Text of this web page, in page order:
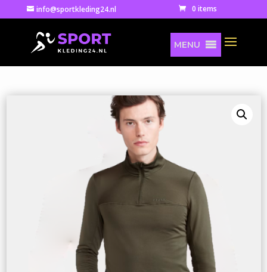
info@sportkleding24.nl 0 items
MENU